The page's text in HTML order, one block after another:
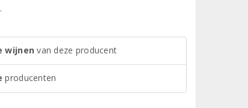
wijnen van deze producent
producenten